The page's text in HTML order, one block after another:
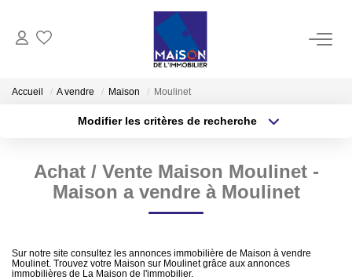
LOCATION
GESTION
Estimer Vendre
Accueil A vendre Maison Moulinet
Modifier les critères de recherche
Sélectionnez...
Type de bien
Surface min
Créer une alerte
Achat / Vente Maison Moulinet -
Maison a vendre à Moulinet
Sur notre site consultez les annonces immobilière de Maison à vendre
Moulinet. Trouvez votre Maison sur Moulinet grâce aux annonces
immobilières de La Maison de l'immobilier.